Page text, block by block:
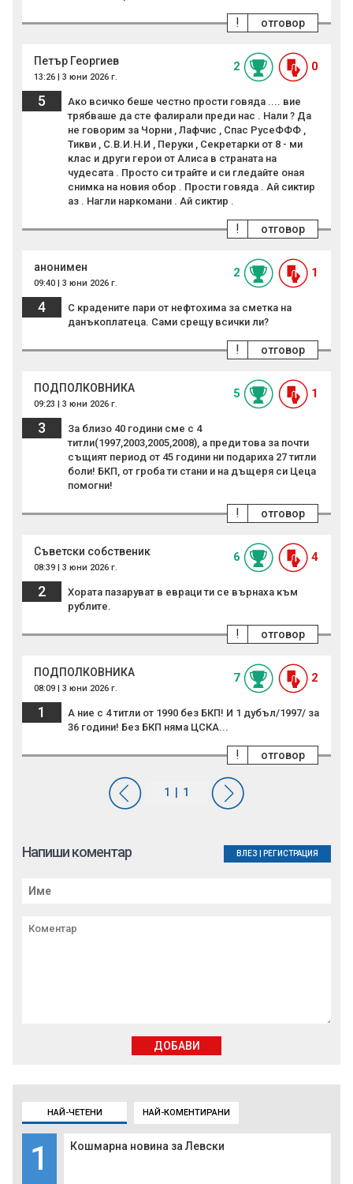
НАЙ-ЧЕТЕНИ НАЙ-КОМЕНТИРАНИ
1 Кошмарна новина за Левски
отговор
!
Петър Георгиев
13:26 | 3 юни 2026 г.
2 0
5
Ако всичко беше честно прости говяда .... вие
трябваше да сте фалирали преди нас . Нали ? Да
не говорим за Чорни , Лафчис , Спас РусеФФФ ,
Тикви , С.В.И.Н.И , Перуки , Секретарки от 8 - ми
клас и други герои от Алиса в страната на
чудесата . Просто си трайте и си гледайте оная
снимка на новия обор . Прости говяда . Ай сиктир
аз . Нагли наркомани . Ай сиктир .
отговор
!
анонимен
09:40 | 3 юни 2026 г.
2 1
4
С крадените пари от нефтохима за сметка на
данъкоплатеца. Сами срещу всички ли?
отговор
!
ПОДПОЛКОВНИКА
09:23 | 3 юни 2026 г.
5 1
3
За близо 40 години сме с 4
титли(1997,2003,2005,2008), а преди това за почти
същият период от 45 години ни подариха 27 титли
боли! БКП, от гроба ти стани и на дъщеря си Цеца
помогни!
отговор
!
Съветски собственик
08:39 | 3 юни 2026 г.
6 4
2
Хората пазаруват в евраци ти се върнаха към
рублите.
отговор
!
ПОДПОЛКОВНИКА
08:09 | 3 юни 2026 г.
7 2
1
А ние с 4 титли от 1990 без БКП! И 1 дубъл/1997/ за
36 години! Без БКП няма ЦСКА...
отговор
!
Напиши коментар ВЛЕЗ РЕГИСТРАЦИЯ
ДОБАВИ